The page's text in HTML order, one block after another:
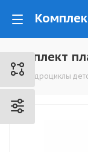
Комплект
Квадроциклы